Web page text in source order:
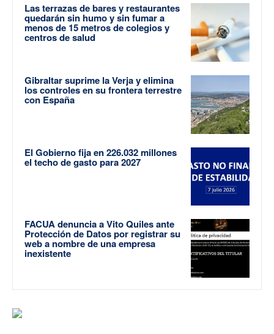
Las terrazas de bares y restaurantes
quedarán sin humo y sin fumar a
menos de 15 metros de colegios y
centros de salud
Gibraltar suprime la Verja y elimina
los controles en su frontera terrestre
con España
El Gobierno fija en 226.032 millones
el techo de gasto para 2027
FACUA denuncia a Vito Quiles ante
Protección de Datos por registrar su
web a nombre de una empresa
inexistente